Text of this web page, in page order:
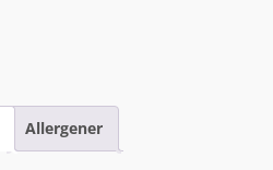
Allergener